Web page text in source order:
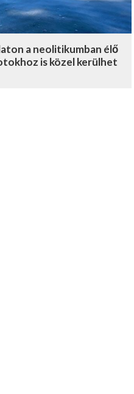
a neolitikumban élő
is közel kerülhet